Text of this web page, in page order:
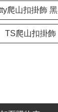
爬山扣掛飾 黑
TS爬山扣掛飾